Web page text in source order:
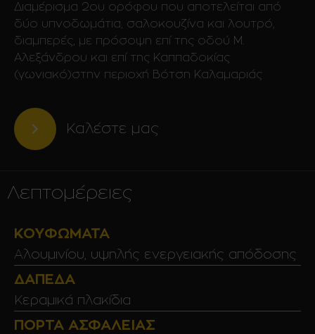
Διαμέρισμα 2ου ορόφου που αποτελείται από
δύο υπνοδωμάτια, σαλοκουζίνα και λουτρό,
διαμπερές, με πρόσοψη επί της οδού Μ.
Αλεξάνδρου και επί της Καππαδοκίας
(γωνιακό)στην περιοχή Βότση Καλαμαριάς
Καλέστε μας
Λεπτομέρειες
ΚΟΥΦΏΜΑΤΑ
Αλουμινίου, υψηλής ενεργειακής απόδοσης
ΔΆΠΕΔΑ
Κεραμικά πλακίδια
ΠΌΡΤΑ ΑΣΦΑΛΕΊΑΣ